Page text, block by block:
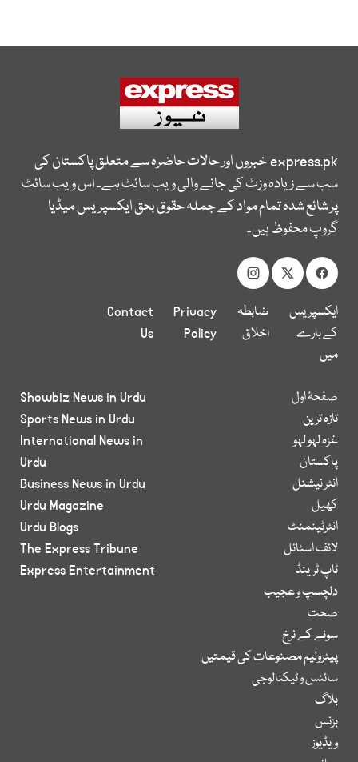
express.pkخبروں اور حالات حاضرہ سے متعلق پاکستان کی
سب سے زیادہ وزٹ کی جانے والی ویب سائٹ ہے۔ اس ویب سائٹ
پر شائع شدہ تمام مواد کے جملہ حقوق بحق ایکسپریس میڈیا
گروپ محفوظ ہیں۔
ایکسپریس
کے بارے
میں
ضابطہ
اخلاق
Privacy
Policy
Contact
Us
صفحۂ اول
تازہ ترین
غزہ لہو لہو
پاکستان
انٹر نیشنل
کھیل
انٹرٹینمنٹ
لائف اسٹائل
ٹاپ ٹرینڈ
دلچسپ و عجیب
صحت
سونے کے نرخ
پیٹرولیم مصنوعات کی قیمتیں
سائنس و ٹیکنالوجی
بلاگ
بزنس
ویڈیوز
Showbiz News in Urdu
Sports News in Urdu
International News in
Urdu
Business News in Urdu
Urdu Magazine
Urdu Blogs
The Express Tribune
Express Entertainment